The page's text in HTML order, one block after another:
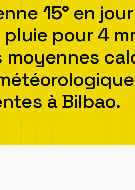
15°en
pluie pour 4
moyennes
à Bilbao.